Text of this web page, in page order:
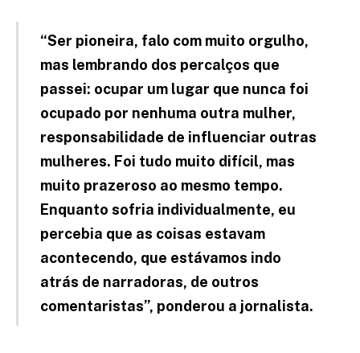
“Ser pioneira, falo com muito orgulho,
mas lembrando dos percalços que
passei: ocupar um lugar que nunca foi
ocupado por nenhuma outra mulher,
responsabilidade de influenciar outras
mulheres. Foi tudo muito difícil, mas
muito prazeroso ao mesmo tempo.
Enquanto sofria individualmente, eu
percebia que as coisas estavam
acontecendo, que estávamos indo
atrás de narradoras, de outros
comentaristas”, ponderou a jornalista.